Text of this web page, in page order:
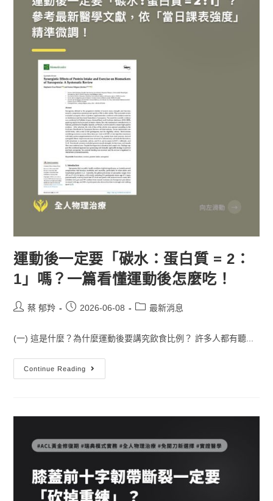
運動後一定要「碳水：蛋白質 = 2：
1」嗎？一篇看懂運動後怎麼吃！
蔡 郁羚 2026-06-08 最新消息
(一) 這是什麼？為什麼運動後要講究飲食比例？ 許多人都有聽...
Continue Reading